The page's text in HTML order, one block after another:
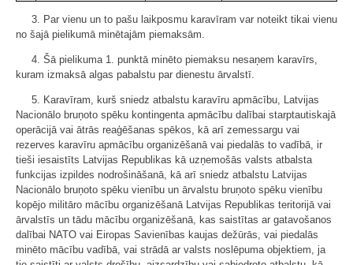
3. Par vienu un to pašu laikposmu karavīram var noteikt tikai vienu
no šajā pielikumā minētajām piemaksām.
4. Šā pielikuma 1. punktā minēto piemaksu nesaņem karavīrs,
kuram izmaksā algas pabalstu par dienestu ārvalstī.
5. Karavīram, kurš sniedz atbalstu karavīru apmācību, Latvijas
Nacionālo bruņoto spēku kontingenta apmācību dalībai starptautiskajā
operācijā vai ātrās reaģēšanas spēkos, kā arī zemessargu vai
rezerves karavīru apmācību organizēšanā vai piedalās to vadībā, ir
tieši iesaistīts Latvijas Republikas kā uzņemošās valsts atbalsta
funkcijas izpildes nodrošināšanā, kā arī sniedz atbalstu Latvijas
Nacionālo bruņoto spēku vienību un ārvalstu bruņoto spēku vienību
kopējo militāro mācību organizēšanā Latvijas Republikas teritorijā vai
ārvalstīs un tādu mācību organizēšanā, kas saistītas ar gatavošanos
dalībai NATO vai Eiropas Savienības kaujas dežūrās, vai piedalās
minēto mācību vadībā, vai strādā ar valsts noslēpuma objektiem, ja